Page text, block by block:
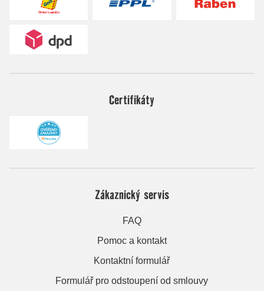
Certifikáty
Zákaznický servis
FAQ
Pomoc a kontakt
Kontaktní formulář
Formulář pro odstoupení od smlouvy